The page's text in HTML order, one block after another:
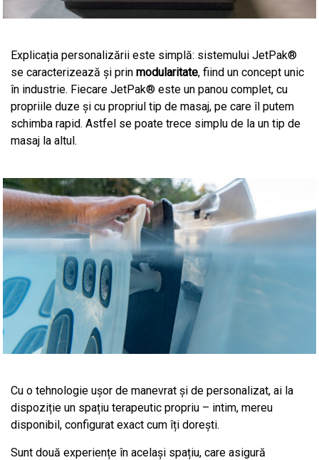
Explicația personalizării este simplă: sistemului JetPak®
se caracterizează și prin modularitate, fiind un concept unic
în industrie. Fiecare JetPak® este un panou complet, cu
propriile duze și cu propriul tip de masaj, pe care îl putem
schimba rapid. Astfel se poate trece simplu de la un tip de
masaj la altul.
Cu o tehnologie ușor de manevrat și de personalizat, ai la
dispoziție un spațiu terapeutic propriu – intim, mereu
disponibil, configurat exact cum îți dorești.
Sunt două experiențe în același spațiu, care asigură